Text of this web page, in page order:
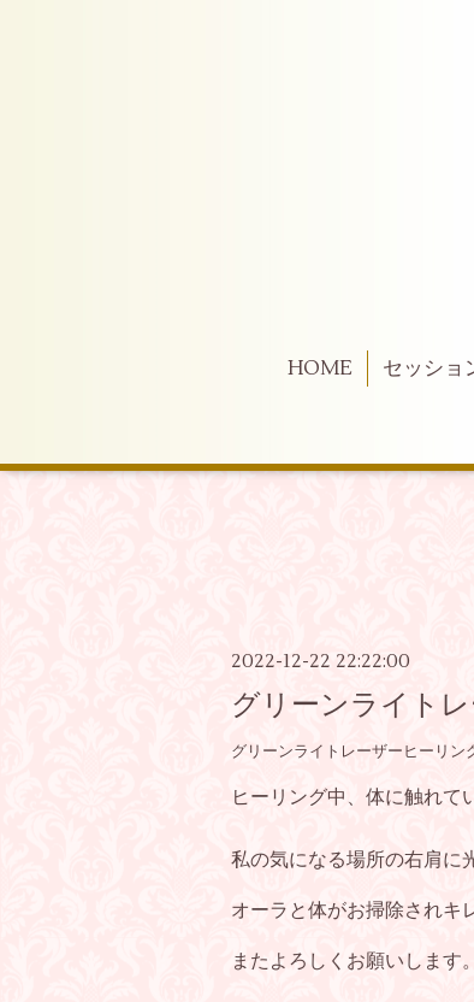
HOME セッショ
2022-12-22 22:22:00
グリーンライト
グリーンライトレーザーヒーリン
ヒーリング中、体に触れて
私の気になる場所の右肩に
オーラと体がお掃除されキ
またよろしくお願いします。